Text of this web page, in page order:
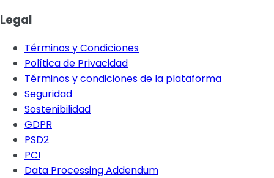
Legal
Términos y Condiciones
Política de Privacidad
Términos y condiciones de la plataforma
Seguridad
Sostenibilidad
GDPR
PSD2
PCI
Data Processing Addendum